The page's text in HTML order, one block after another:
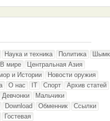
Наука и техника Политика
В мире
Центральная Азия
и Истории
Новости оружия
О нас IT Спорт
Архив статей
Девчонки
Мальчики
Download Обменник
Ссылки
Гостевая